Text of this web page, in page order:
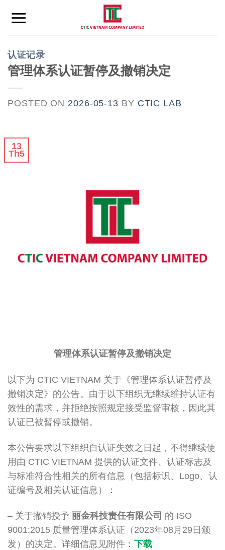
认证记录
管理体系认证暂停及撤销决定
POSTED ON 2026-05-13 BY CTIC LAB
13
Th5
管理体系认证暂停及撤销决定
以下为 CTIC VIETNAM 关于《管理体系认证暂停及
撤销决定》的公告。由于以下组织无继续维持认证有
效性的需求，并拒绝按照规定接受监督审核，因此其
认证已被暂停或撤销。
本公告要求以下组织自认证失效之日起，不得继续使
用由 CTIC VIETNAM 提供的认证文件、认证标志及
与标准符合性相关的所有信息（包括标识、Logo、认
证编号及相关认证信息）：
– 关于撤销授予 丽金科技责任有限公司 的 ISO
9001:2015 质量管理体系认证（2023年08月29日颁
发）的决定。详细信息见附件： 下载